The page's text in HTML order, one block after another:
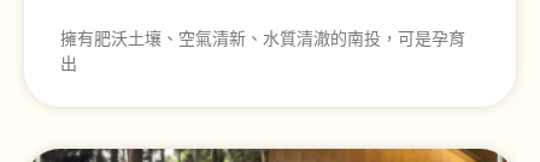
擁有肥沃土壤、空氣清新、水質清澈的南投，可是孕育
出